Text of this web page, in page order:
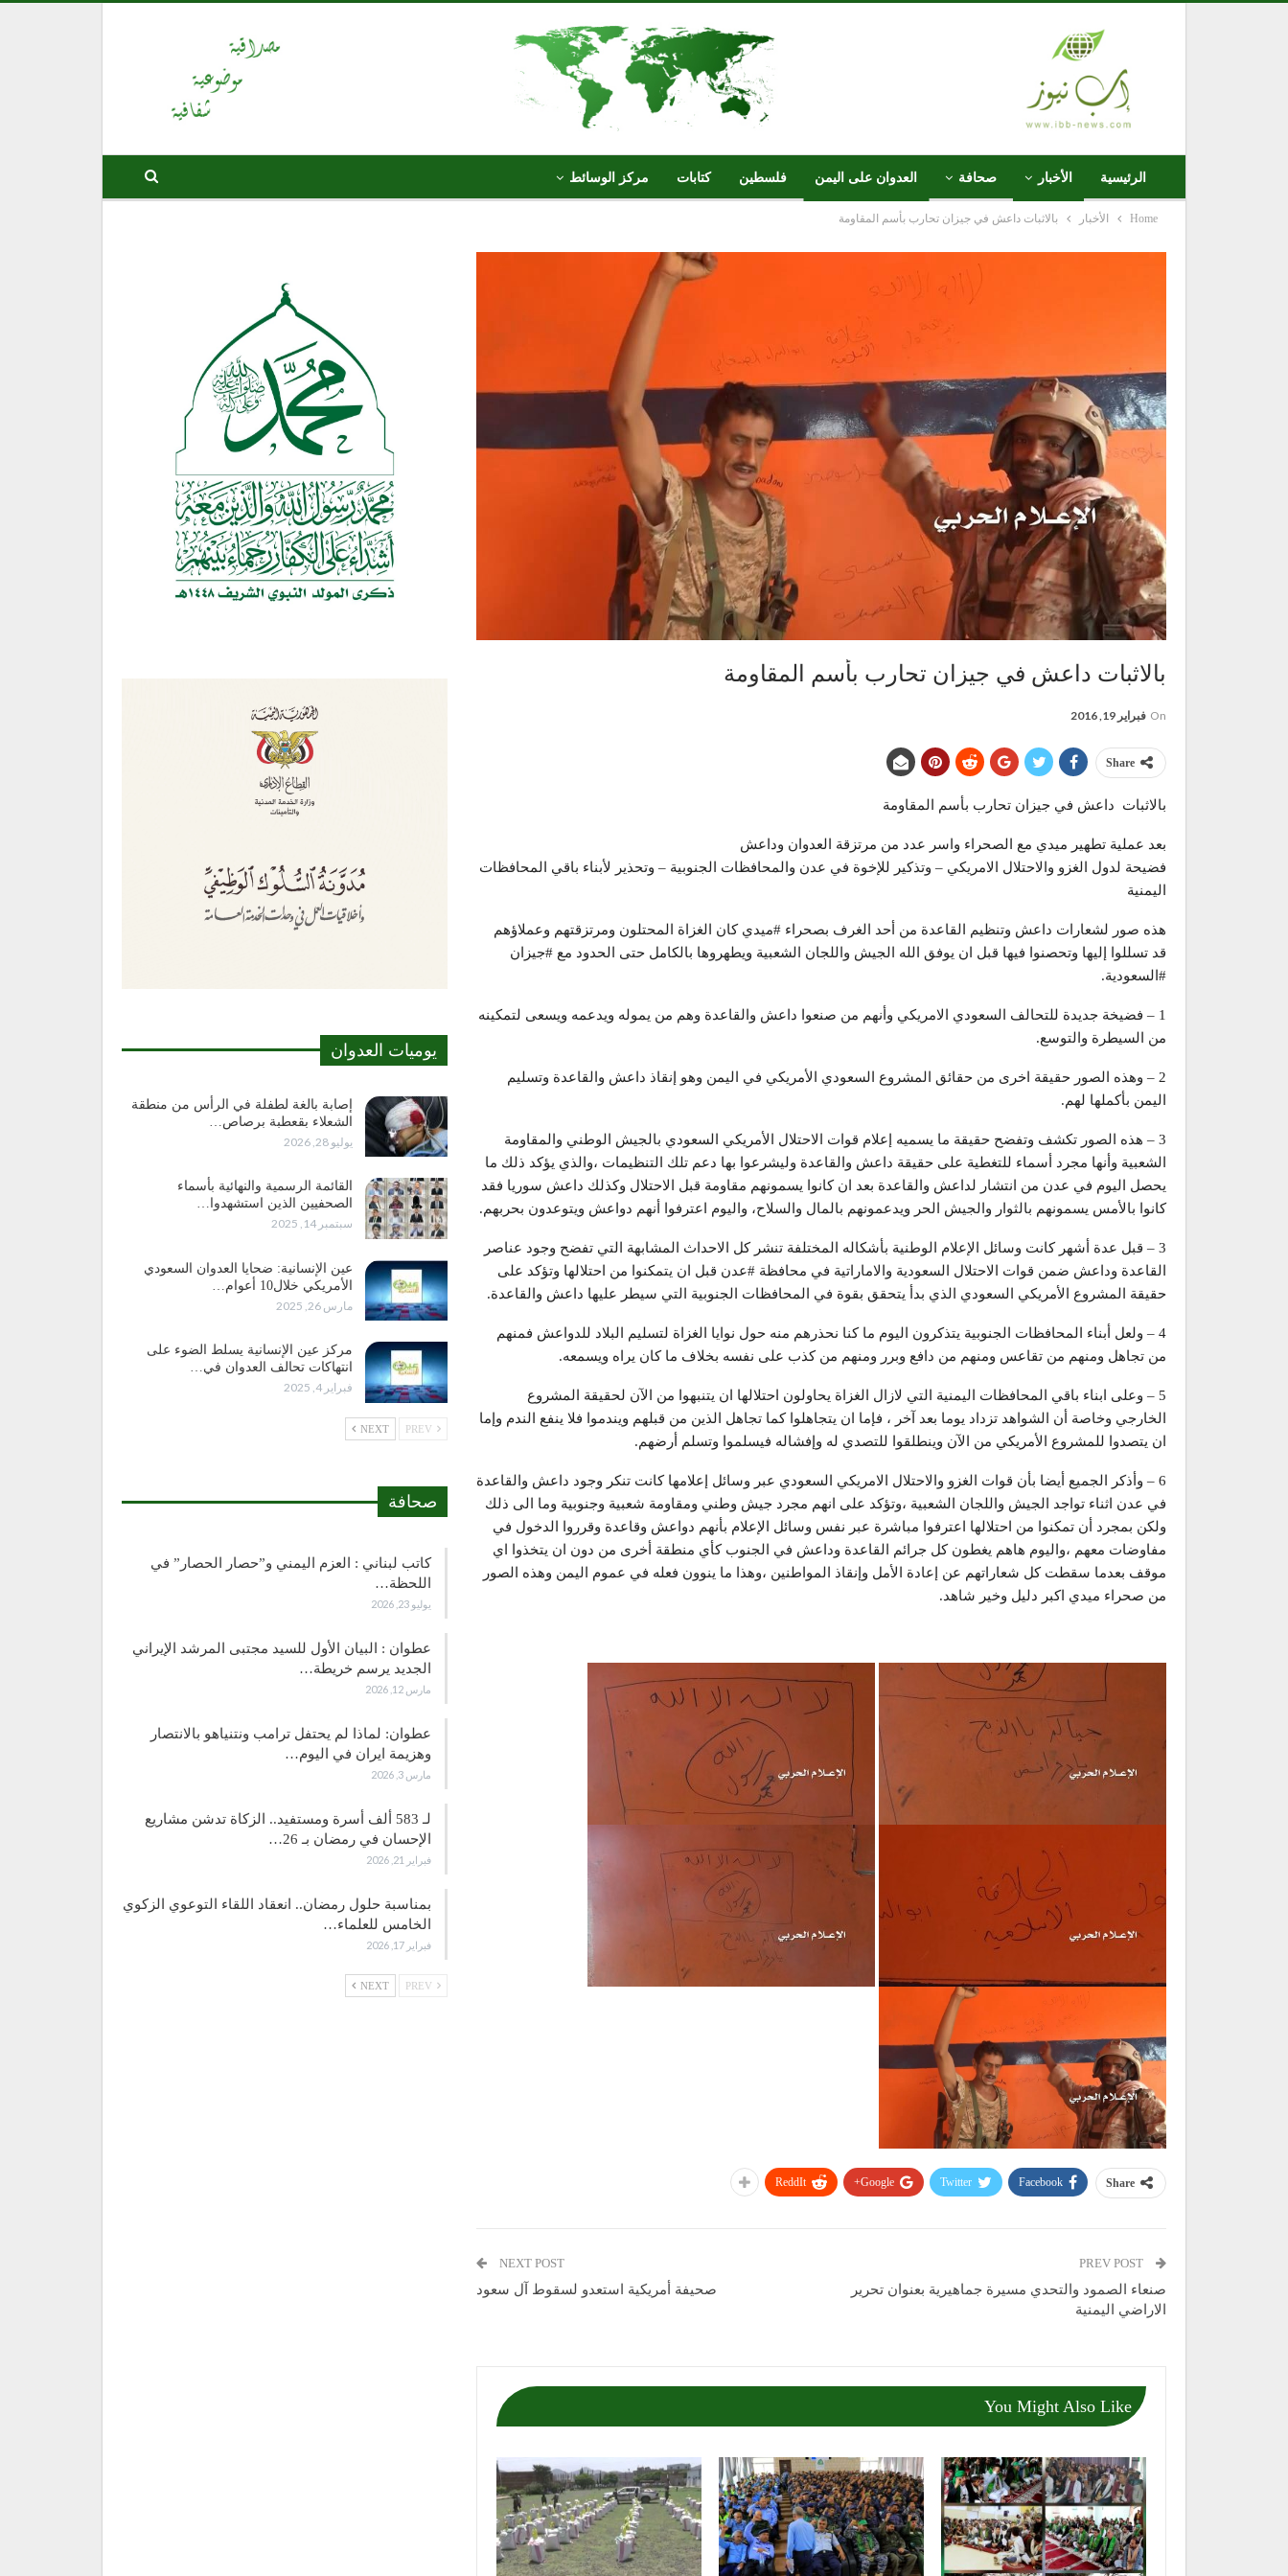
الرئيسية الأخبار صحافة العدوان على اليمن فلسطين كتابات مركز الوسائط
Home الأخبار بالاثبات داعش في جيزان تحارب بأسم المقاومة
بالاثبات داعش في جيزان تحارب بأسم المقاومة
On فبراير 19, 2016
Share
بالاثبات داعش في جيزان تحارب بأسم المقاومة
بعد عملية تطهير ميدي مع الصحراء واسر عدد من مرتزقة العدوان وداعش
فضيحة لدول الغزو والاحتلال الامريكي – وتذكير للإخوة في عدن والمحافظات الجنوبية – وتحذير ﻷبناء باقي المحافظات
اليمنية
هذه صور لشعارات داعش وتنظيم القاعدة من أحد الغرف بصحراء #ميدي كان الغزاة المحتلون ومرتزقتهم وعملاؤهم
قد تسللوا إليها وتحصنوا فيها قبل ان يوفق الله الجيش واللجان الشعبية ويطهروها بالكامل حتى الحدود مع #جيزان
#السعودية.
1 – فضيخة جديدة للتحالف السعودي الامريكي وأنهم من صنعوا داعش والقاعدة وهم من يموله ويدعمه ويسعى لتمكينه
من السيطرة والتوسع.
2 – وهذه الصور حقيقة اخرى من حقائق المشروع السعودي الأمريكي في اليمن وهو إنقاذ داعش والقاعدة وتسليم
اليمن بأكملها لهم.
3 – هذه الصور تكشف وتفضح حقيقة ما يسميه إعلام قوات الاحتلال الأمريكي السعودي بالجيش الوطني والمقاومة
الشعبية وأنها مجرد أسماء للتغطية على حقيقة داعش والقاعدة وليشرعوا بها دعم تلك التنظيمات ،والذي يؤكد ذلك ما
يحصل اليوم في عدن من انتشار لداعش والقاعدة بعد ان كانوا يسمونهم مقاومة قبل الاحتلال وكذلك داعش سوريا فقد
كانوا بالأمس يسمونهم بالثوار والجيش الحر ويدعمونهم بالمال والسلاح، واليوم اعترفوا أنهم دواعش ويتوعدون بحربهم.
3 – قبل عدة أشهر كانت وسائل الإعلام الوطنية بأشكاله المختلفة تنشر كل الاحداث المشابهة التي تفضح وجود عناصر
القاعدة وداعش ضمن قوات الاحتلال السعودية والاماراتية في محافظة #عدن قبل ان يتمكنوا من احتلالها وتؤكد على
حقيقة المشروع الأمريكي السعودي الذي بدأ يتحقق بقوة في المحافظات الجنوبية التي سيطر عليها داعش والقاعدة.
4 – ولعل أبناء المحافظات الجنوبية يتذكرون اليوم ما كنا نحذرهم منه حول نوايا الغزاة لتسليم البلاد للدواعش فمنهم
من تجاهل ومنهم من تقاعس ومنهم من دافع وبرر ومنهم من كذب على نفسه بخلاف ما كان يراه ويسمعه.
5 – وعلى ابناء باقي المحافظات اليمنية التي لازال الغزاة يحاولون احتلالها ان يتنبهوا من الآن لحقيقة المشروع
الخارجي وخاصة أن الشواهد تزداد يوما بعد آخر ، فإما ان يتجاهلوا كما تجاهل الذين من قبلهم ويندموا فلا ينفع الندم وإما
ان يتصدوا للمشروع الأمريكي من الآن وينطلقوا للتصدي له وإفشاله فيسلموا وتسلم أرضهم.
6 – وأذكر الجميع أيضا بأن قوات الغزو والاحتلال الامريكي السعودي عبر وسائل إعلامها كانت تنكر وجود داعش والقاعدة
في عدن اثناء تواجد الجيش واللجان الشعبية ،وتؤكد على انهم مجرد جيش وطني ومقاومة شعبية وجنوبية وما الى ذلك
ولكن بمجرد أن تمكنوا من احتلالها اعترفوا مباشرة عبر نفس وسائل الإعلام بأنهم دواعش وقاعدة وقرروا الدخول في
مفاوضات معهم ،واليوم هاهم يغطون كل جرائم القاعدة وداعش في الجنوب كأي منطقة أخرى من دون ان يتخذوا اي
موقف بعدما سقطت كل شعاراتهم عن إعادة الأمل وإنقاذ المواطنين ،وهذا ما ينوون فعله في عموم اليمن وهذه الصور
من صحراء ميدي اكبر دليل وخير شاهد.
Share
Facebook
Twitter
Google+
ReddIt
صنعاء الصمود والتحدي مسيرة جماهيرية بعنوان تحرير
الاراضي اليمنية
NEXT POST
صحيفة أمريكية استعدو لسقوط آل سعود
You Might Also Like
يوميات العدوان
إصابة بالغة لطفلة في الرأس من منطقة
الشعلاء بقعطبة برصاص…
يوليو 28, 2026
القائمة الرسمية والنهائية بأسماء
الصحفيين الذين استشهدوا…
سبتمبر 14, 2025
عين الإنسانية: ضحايا العدوان السعودي
الأمريكي خلال10 أعوام…
مارس 26, 2025
مركز عين الإنسانية يسلط الضوء على
انتهاكات تحالف العدوان في…
فبراير 4, 2025
NEXT
صحافة
كاتب لبناني : العزم اليمني و”حصار الحصار” في
اللحظة…
يوليو 23, 2026
عطوان : البيان الأول للسيد مجتبى المرشد الإيراني
الجديد يرسم خريطة…
مارس 12, 2026
عطوان: لماذا لم يحتفل ترامب ونتنياهو بالانتصار
وهزيمة ايران في اليوم…
مارس 3, 2026
لـ 583 ألف أسرة ومستفيد.. الزكاة تدشن مشاريع
الإحسان في رمضان بـ 26…
فبراير 21, 2026
بمناسبة حلول رمضان.. انعقاد اللقاء التوعوي الزكوي
الخامس للعلماء…
فبراير 17, 2026
NEXT